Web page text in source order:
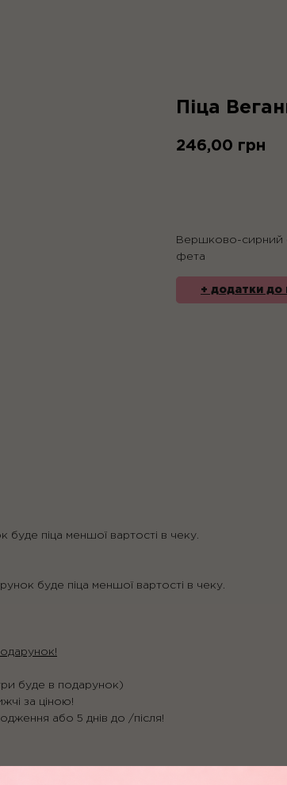
Піца
246,00 грн
Вершково-сирний
фета
+ додатки до
буде піца меншої вартості в чеку.
буде піца меншої вартості в чеку.
буде в подарунок)
за ціною!
або 5 днів до /після!